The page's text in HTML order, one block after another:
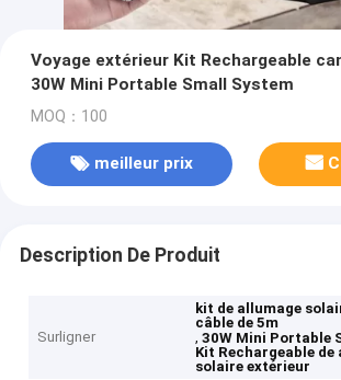
Voyage extérieur Kit Rechargeable
30W Mini Portable Small System
MOQ：100
meilleur prix
Description De Produit
Surligner
kit de allumage
câble de 5m
,30W Mini Portable
Kit Rechargeable de
solaire extérieur